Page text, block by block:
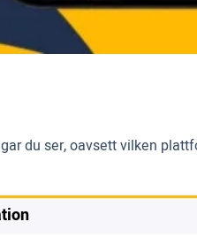
du ser, oavsett vilken